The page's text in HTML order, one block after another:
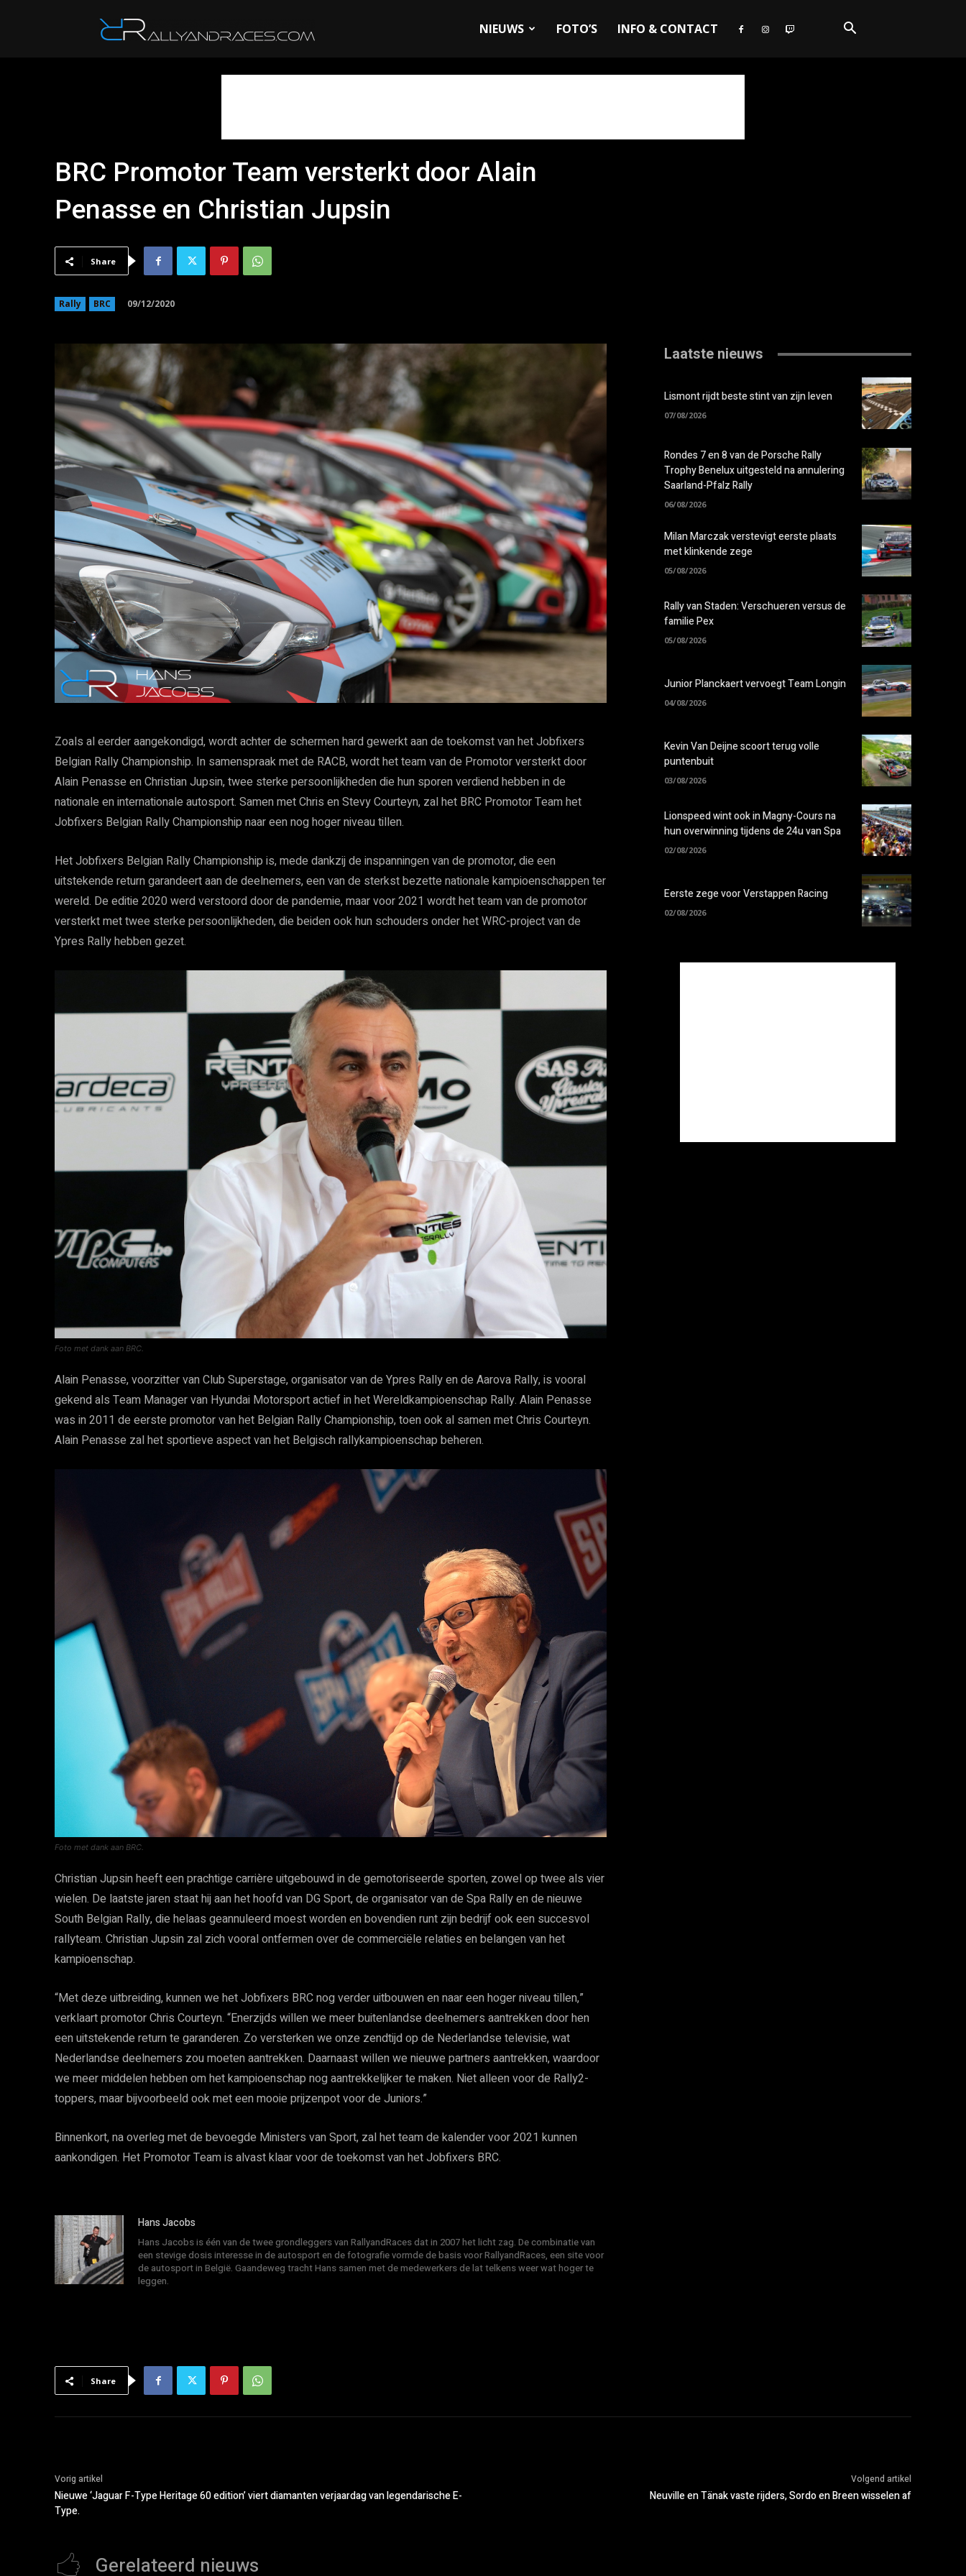
NIEUWS FOTO’S INFO & CONTACT
BRC Promotor Team versterkt door Alain
Penasse en Christian Jupsin
Share
Rally BRC 09/12/2020
Zoals al eerder aangekondigd, wordt achter de schermen hard gewerkt aan de toekomst van het Jobfixers
Belgian Rally Championship. In samenspraak met de RACB, wordt het team van de Promotor versterkt door
Alain Penasse en Christian Jupsin, twee sterke persoonlijkheden die hun sporen verdiend hebben in de
nationale en internationale autosport. Samen met Chris en Stevy Courteyn, zal het BRC Promotor Team het
Jobfixers Belgian Rally Championship naar een nog hoger niveau tillen.
Het Jobfixers Belgian Rally Championship is, mede dankzij de inspanningen van de promotor, die een
uitstekende return garandeert aan de deelnemers, een van de sterkst bezette nationale kampioenschappen ter
wereld. De editie 2020 werd verstoord door de pandemie, maar voor 2021 wordt het team van de promotor
versterkt met twee sterke persoonlijkheden, die beiden ook hun schouders onder het WRC-project van de
Ypres Rally hebben gezet.
Foto met dank aan BRC.
Alain Penasse, voorzitter van Club Superstage, organisator van de Ypres Rally en de Aarova Rally, is vooral
gekend als Team Manager van Hyundai Motorsport actief in het Wereldkampioenschap Rally. Alain Penasse
was in 2011 de eerste promotor van het Belgian Rally Championship, toen ook al samen met Chris Courteyn.
Alain Penasse zal het sportieve aspect van het Belgisch rallykampioenschap beheren.
Foto met dank aan BRC.
Christian Jupsin heeft een prachtige carrière uitgebouwd in de gemotoriseerde sporten, zowel op twee als vier
wielen. De laatste jaren staat hij aan het hoofd van DG Sport, de organisator van de Spa Rally en de nieuwe
South Belgian Rally, die helaas geannuleerd moest worden en bovendien runt zijn bedrijf ook een succesvol
rallyteam. Christian Jupsin zal zich vooral ontfermen over de commerciële relaties en belangen van het
kampioenschap.
“Met deze uitbreiding, kunnen we het Jobfixers BRC nog verder uitbouwen en naar een hoger niveau tillen,”
verklaart promotor Chris Courteyn. “Enerzijds willen we meer buitenlandse deelnemers aantrekken door hen
een uitstekende return te garanderen. Zo versterken we onze zendtijd op de Nederlandse televisie, wat
Nederlandse deelnemers zou moeten aantrekken. Daarnaast willen we nieuwe partners aantrekken, waardoor
we meer middelen hebben om het kampioenschap nog aantrekkelijker te maken. Niet alleen voor de Rally2-
toppers, maar bijvoorbeeld ook met een mooie prijzenpot voor de Juniors.”
Binnenkort, na overleg met de bevoegde Ministers van Sport, zal het team de kalender voor 2021 kunnen
aankondigen. Het Promotor Team is alvast klaar voor de toekomst van het Jobfixers BRC.
Hans Jacobs
Hans Jacobs is één van de twee grondleggers van RallyandRaces dat in 2007 het licht zag. De combinatie van
een stevige dosis interesse in de autosport en de fotografie vormde de basis voor RallyandRaces, een site voor
de autosport in België. Gaandeweg tracht Hans samen met de medewerkers de lat telkens weer wat hoger te
leggen.
Laatste nieuws
Lismont rijdt beste stint van zijn leven
07/08/2026
Rondes 7 en 8 van de Porsche Rally
Trophy Benelux uitgesteld na annulering
Saarland-Pfalz Rally
06/08/2026
Milan Marczak verstevigt eerste plaats
met klinkende zege
05/08/2026
Rally van Staden: Verschueren versus de
familie Pex
05/08/2026
Junior Planckaert vervoegt Team Longin
04/08/2026
Kevin Van Deijne scoort terug volle
puntenbuit
03/08/2026
Lionspeed wint ook in Magny-Cours na
hun overwinning tijdens de 24u van Spa
02/08/2026
Eerste zege voor Verstappen Racing
02/08/2026
Share
Vorig artikel
Nieuwe ‘Jaguar F-Type Heritage 60 edition’ viert diamanten verjaardag van legendarische E-
Type.
Volgend artikel
Neuville en Tänak vaste rijders, Sordo en Breen wisselen af
Gerelateerd nieuws